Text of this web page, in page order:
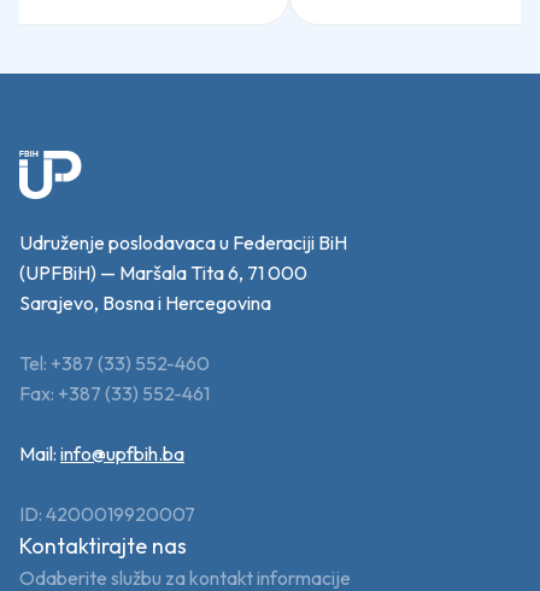
Udruženje poslodavaca u Federaciji BiH
(UPFBiH) — Maršala Tita 6, 71 000
Sarajevo, Bosna i Hercegovina
Tel: +387 (33) 552-460
Fax: +387 (33) 552-461
Mail: info@upfbih.ba
ID: 4200019920007
Kontaktirajte nas
Odaberite službu za kontakt informacije